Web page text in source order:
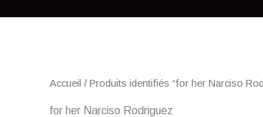
Accueil / Produits identifiés “for her Narciso
for her Narciso Rodriguez